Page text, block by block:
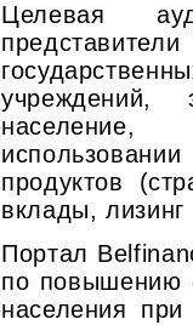
Целевая
учреждений,
население,
продуктов
вклады, лизинг
Портал
по повышению
населения при